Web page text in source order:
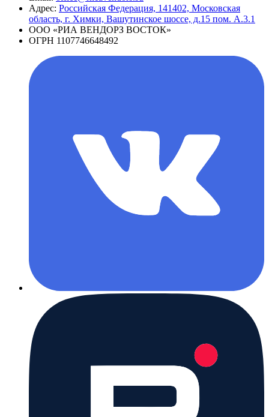
Адрес: Российская Федерация, 141402, Московская
область, г. Химки, Вашутинское шоссе, д.15 пом. А.3.1
ООО «РИА ВЕНДОРЗ ВОСТОК»
ОГРН 1107746648492